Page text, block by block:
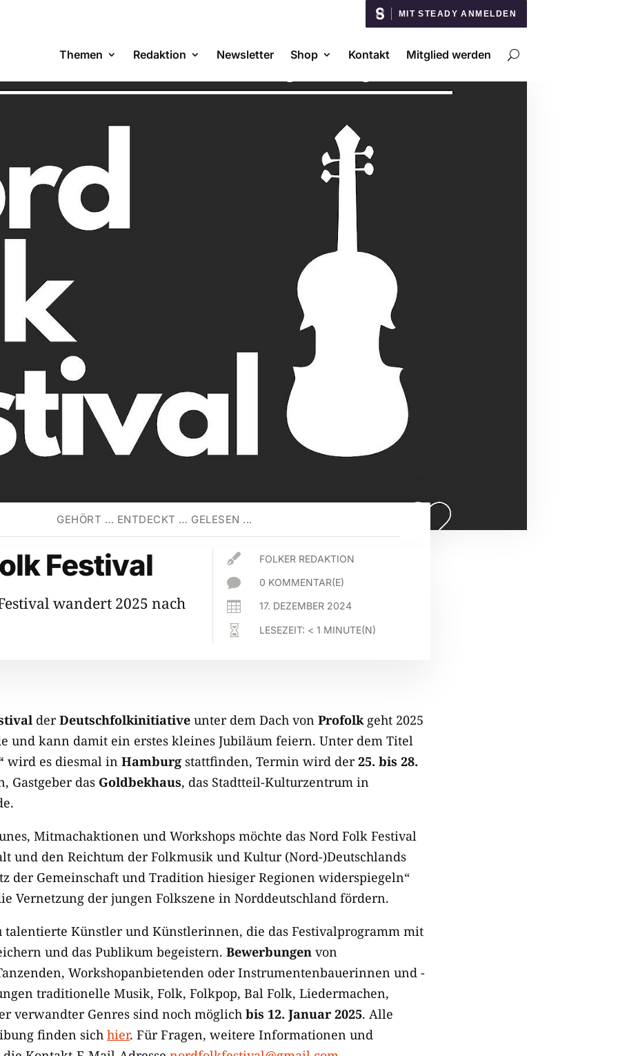
MIT STEADY ANMELDEN
Themen Redaktion Newsletter Shop Kontakt Mitglied werden
GEHÖRT … ENTDECKT … GELESEN ...
Festival
wandert 2025 nach
 FOLKER REDAKTION
 0 KOMMENTAR(E)
 17. DEZEMBER 2024
 LESEZEIT: < 1 MINUTE(N)
derDeutschfolkinitiative unter dem Dach von Profolkgeht 2025
und kann damit ein erstes kleines Jubiläum feiern. Unter dem Titel
wird es diesmal in Hamburg stattfinden, Termin wird der25. bis 28.
Gastgeber das Goldbekhaus, das Stadtteil-Kulturzentrum in
Mitmachaktionen und Workshops möchte das Nord Folk Festival
und den Reichtum der Folkmusik und Kultur (Nord-)Deutschlands
der Gemeinschaft und Tradition hiesiger Regionen widerspiegeln“
Vernetzung der jungen Folkszene in Norddeutschland fördern.
talentierte Künstler und Künstlerinnen, die das Festivalprogramm mit
und das Publikum begeistern. Bewerbungen von
Workshopanbietenden oder Instrumentenbauerinnen und -
traditionelle Musik, Folk, Folkpop, Bal Folk, Liedermachen,
verwandter Genres sind noch möglich bis 12. Januar 2025. Alle
finden sich hier. Für Fragen, weitere Informationen und